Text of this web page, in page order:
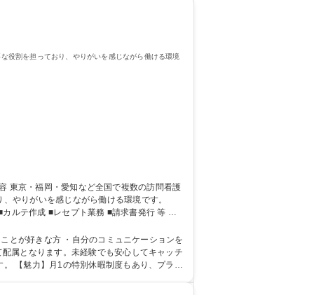
役割を担っており、やりがいを感じながら働ける環境
やりがいを感じながら働ける環境です。
ルテ作成 ■レセプト業務 ■請求書発行 等 【1
書・領収書の発行・訪問看護指示書の依頼
/研修充実/地域貢献直結
とが好きな方 ・自分のコミュニケーションを
【魅力】月1の特別休暇制度もあり、プライ